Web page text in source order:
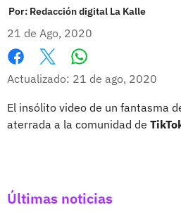
Por: Redacción digital La Kalle
21 de Ago, 2020
Facebook
X
Actualizado: 21 de ago, 2020
El insólito video de un fantasma
aterrada a la comunidad de
Últimas noticias